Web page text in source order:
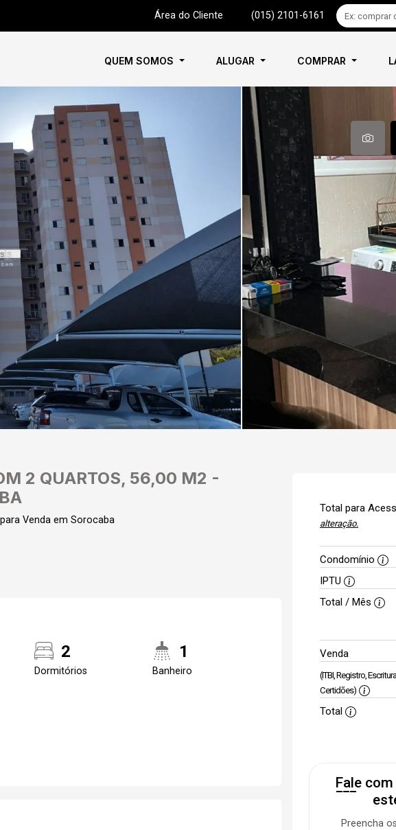
Área do Cliente (015) 2101-6161
QUEM SOMOS ALUGAR COMPRAR
2 QUARTOS, 56,00 M2 -
Venda em Sorocaba
2
Dormitórios
1
Banheiro
Total para
alteração.
Condomínio
IPTU
Total / Mês
Venda
(ITBI, Registro,
Certidões)
Total
Fale
Preencha